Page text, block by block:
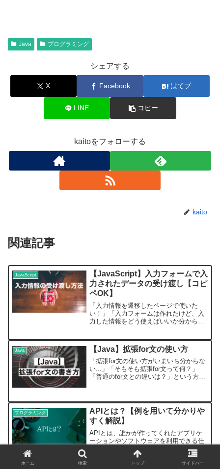
Java プログラミング
シェアする
X Facebook はてブ
LINE コピー
kaitoをフォローする
kaito
関連記事
JavaScript
【JavaScript】入力フォームで入
力されたデータの受け渡し【コピ
ペOK】
「入力情報を遷移したページで使いた
い！」「入力フォームは作れたけど、入
力した情報をどう使えばいいか分からな
す。クエリ文字列が何か分からない人は
以下の記事を参考にしてくだ...
Java 【Java】拡張for文の使い方
「拡張for文の使い方がいまいち分からな
い...」「そもそも拡張for文って何？」
「普通のfor文との違いは？」という方の
うと配列やリストの操作に特化したfo...
プログラミング
APIとは？【例を用いて分かりや
すく解説】
APIとは、誰かが作ってくれたアプリケ
ーションやソフトウェアを利用できる仕
組みです。（そのアプリケーションやソ
フトウェアをAPIと呼ぶこともありま
す。）APIとは？APIとは、他人が作った
ホーム 検索 トップ サイドバー